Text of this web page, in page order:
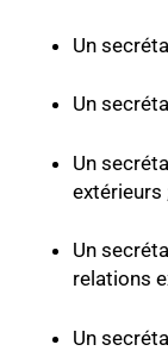
Un
Un
Un
extérieurs
Un
relations
Un